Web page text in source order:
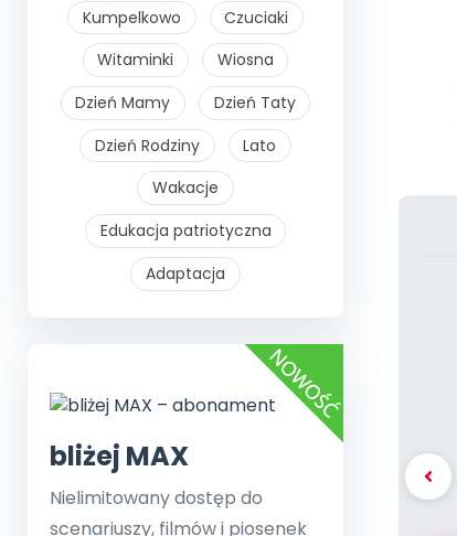
Kumpelkowo
Czuciaki
Witaminki
Wiosna
Dzień Mamy
Dzień Taty
Dzień Rodziny
Lato
Wakacje
Edukacja patriotyczna
Adaptacja
bliżej MAX
Nielimitowany dostęp do
scenariuszy, filmów i piosenek